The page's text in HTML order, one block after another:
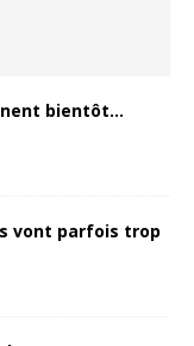
bientôt…
vont parfois trop